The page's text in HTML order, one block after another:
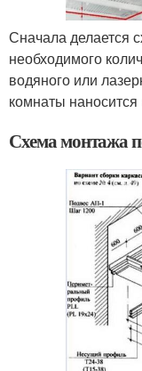
Сначала делается
необходимого
водяного или
комнаты
Схема монтажа